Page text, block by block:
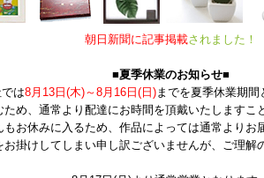
朝日新聞に記事掲載されました！
■夏季休業のお知らせ■
は8月13日(木)～8月16日(日)までを夏季休業期間
ため、通常より配達にお時間を頂戴いたしますこ
お休みに入るため、作品によっては通常よりお
掛けしてしまい申し訳ございませんが、ご理解